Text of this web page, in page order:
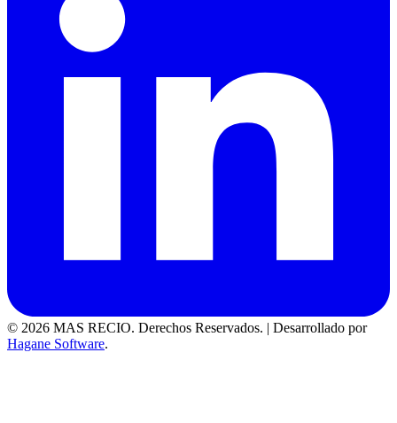
© 2026 MAS RECIO. Derechos Reservados. | Desarrollado por
Hagane Software.